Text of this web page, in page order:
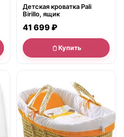
Детская кроватка Pali
Birillo, ящик
41 699 ₽
Купить